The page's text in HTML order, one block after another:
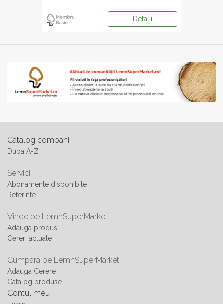
Detalii
Catalog companii
Dupa A-Z
Servicii
Abonamente disponibile
Referinte
Vinde pe LemnSuperMarket
Adauga produs
Cereri actuale
Cumpara pe LemnSuperMarket
Adauga Cerere
Catalog produse
Contul meu